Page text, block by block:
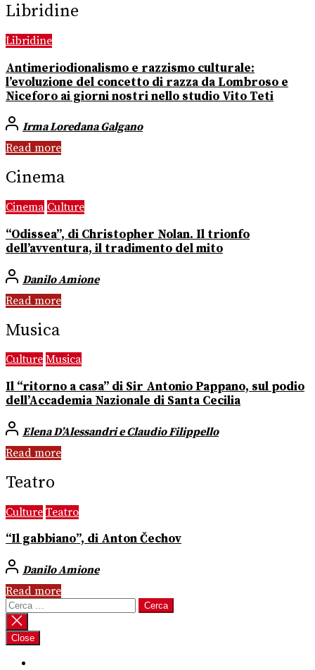
Libridine
Libridine
Antimeriodionalismo e razzismo culturale:
l’evoluzione del concetto di razza da Lombroso e
Niceforo ai giorni nostri nello studio Vito Teti
Irma Loredana Galgano
Read more
Cinema
Cinema Culture
“Odissea”, di Christopher Nolan. Il trionfo
dell’avventura, il tradimento del mito
Danilo Amione
Read more
Musica
Culture Musica
Il “ritorno a casa” di Sir Antonio Pappano, sul podio
dell’Accademia Nazionale di Santa Cecilia
Elena D’Alessandri e Claudio Filippello
Read more
Teatro
Culture Teatro
“Il gabbiano”, di Anton Čechov
Danilo Amione
Read more
Ricerca
per:
Close